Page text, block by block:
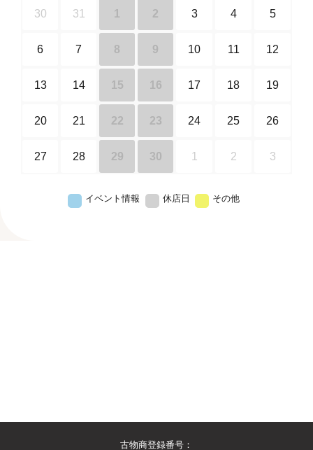
30 31 1 2 3 4 5
6 7 8 9 10 11 12
13 14 15 16 17 18 19
20 21 22 23 24 25 26
27 28 29 30 1 2 3
イベント情報 休店日 その他
古物商登録番号：